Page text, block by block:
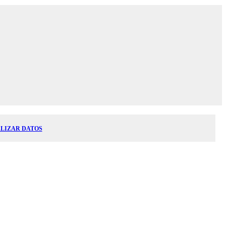
DATOS